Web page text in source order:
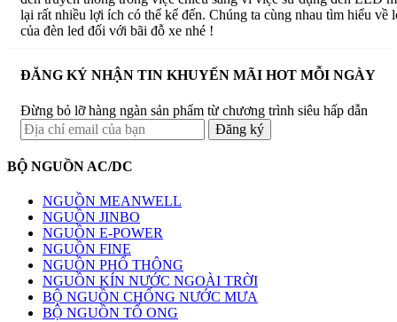
lại rất nhiều lợi ích có thể kể đến. Chúng ta cùng nhau tìm hiểu về
của đèn led đối với bãi đỗ xe nhé !
ĐĂNG KÝ NHẬN TIN KHUYẾN MÃI HOT MỖI NGÀY
Đừng bỏ lỡ hàng ngàn sản phẩm từ chương trình siêu hấp dẫn
BỘ NGUỒN AC/DC
NGUỒN MEANWELL
NGUỒN JINBO
NGUỒN E-POWER
NGUỒN FINE
NGUỒN PHỔ THÔNG
NGUỒN KÍN NƯỚC NGOÀI TRỜI
BỘ NGUỒN CHỐNG NƯỚC MƯA
BỘ NGUỒN TỔ ONG